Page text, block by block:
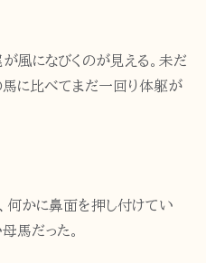
風になびくのが見える。未だ
馬に比べてまだ一回り体躯が
かに鼻面を押し付けてい
馬だった。